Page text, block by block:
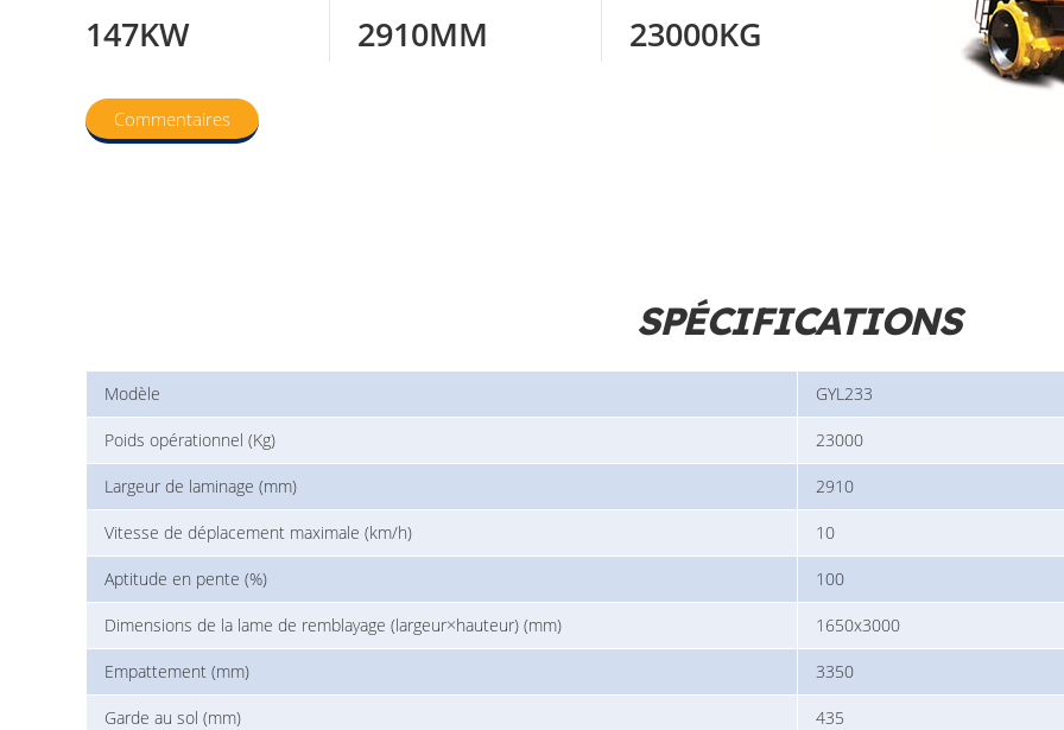
147KW 2910MM 23000KG
Commentaires
SPÉCIFICATIONS
Modèle GYL233
Poids opérationnel (Kg) 23000
Largeur de laminage (mm) 2910
Vitesse de déplacement maximale (km/h) 10
Aptitude en pente (%) 100
Dimensions de la lame de remblayage (largeur×hauteur) (mm) 1650x3000
Empattement (mm) 3350
Garde au sol (mm) 435